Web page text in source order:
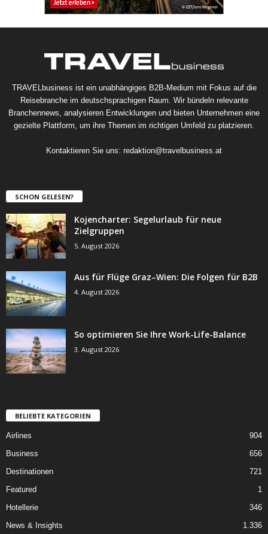
TRAVELbusiness ist ein unabhängiges B2B-Medium mit Fokus auf die
Reisebranche im deutschsprachigen Raum. Wir bündeln relevante
Branchennews, analysieren Entwicklungen und bieten Unternehmen eine
gezielte Plattform, um ihre Themen im richtigen Umfeld zu platzieren.
Kontaktieren Sie uns: redaktion@travelbusiness.at
SCHON GELESEN?
Kojencharter: Segelurlaub für neue
Zielgruppen
5. August 2026
Aus für Flüge Graz–Wien: Die Folgen für B2B
4. August 2026
So optimieren Sie Ihre Work-Life-Balance
3. August 2026
BELIEBTE KATEGORIEN
Airlines
904
Business
656
Destinationen
721
Featured
1
Hotellerie
346
News & Insights
1.336